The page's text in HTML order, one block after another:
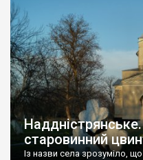
збереглися, написані
мовою. За всіма
український. Хрести
роках Болган […]
старовинний
Із назви села зрозуміло,